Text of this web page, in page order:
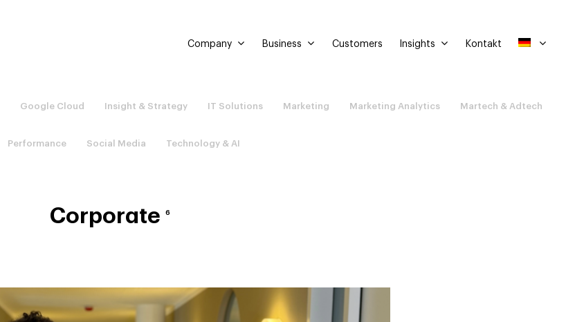
Company Business Customers Insights Kontakt
Google Cloud Insight & Strategy IT Solutions Marketing Marketing Analytics Martech & Adtech
Performance Social Media Technology & AI
Corporate 6